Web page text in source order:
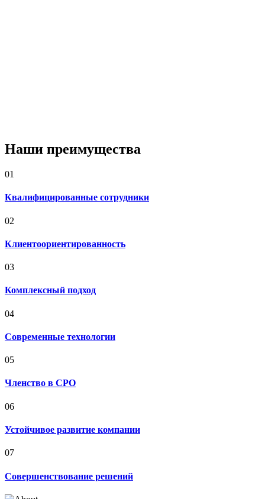
Наши преимущества
01
Квалифицированные сотрудники
02
Клиентоориентированность
03
Комплексный подход
04
Современные технологии
05
Членство в СРО
06
Устойчивое развитие компании
07
Совершенствование решений